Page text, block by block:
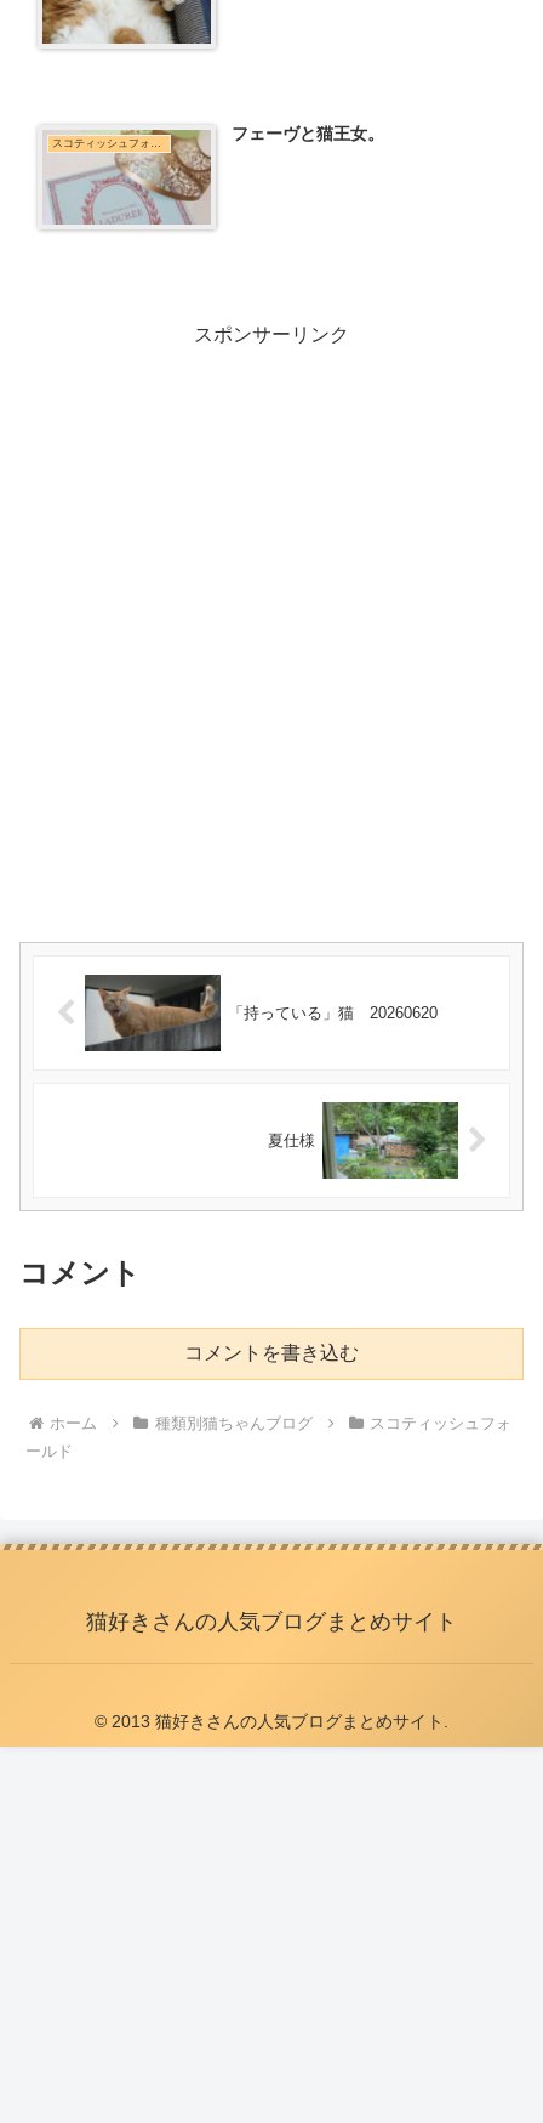
フェーヴと猫王女。
スポンサーリンク
「持っている」猫 20260620
夏仕様
コメント
コメントを書き込む
ホーム 種類別猫ちゃんブログ
スコティッシュフォ
ールド
猫好きさんの人気ブログまとめサイト
© 2013 猫好きさんの人気ブログまとめサイト.